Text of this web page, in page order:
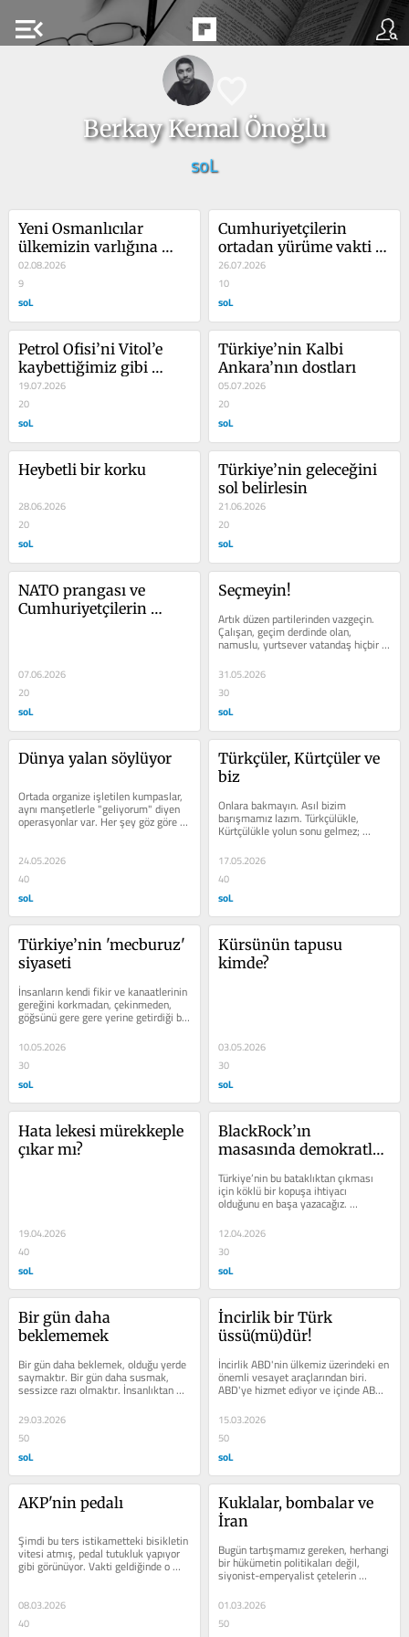
menu_open
Berkay Kemal Önoğlu
soL
Yeni Osmanlıcılar
ülkemizin varlığına
kastediyor
02.08.2026
9
soL
Cumhuriyetçilerin
ortadan yürüme vakti
geçiyor
26.07.2026
10
soL
Petrol Ofisi’ni Vitol’e
kaybettiğimiz gibi
kaybediyoruz ülkemizi
19.07.2026
20
soL
Türkiye’nin Kalbi
Ankara’nın dostları
05.07.2026
20
soL
Heybetli bir korku
28.06.2026
20
soL
Türkiye’nin geleceğini
sol belirlesin
21.06.2026
20
soL
NATO prangası ve
Cumhuriyetçilerin
07.06.2026
20
soL
Seçmeyin!
Artık düzen partilerinden vazgeçin.
Çalışan, geçim derdinde olan,
namuslu, yurtsever vatandaş hiçbir
patron partisine gram güven
duymamalı....
31.05.2026
30
soL
Dünya yalan söylüyor
Ortada organize işletilen kumpaslar,
aynı manşetlerle "geliyorum" diyen
operasyonlar var. Her şey göz göre
göre yaşanıyor ama herkes yalan...
24.05.2026
40
soL
Türkçüler, Kürtçüler ve
biz
Onlara bakmayın. Asıl bizim
barışmamız lazım. Türkçülükle,
Kürtçülükle yolun sonu gelmez;
birbirini yer, başkalarına hizmet...
17.05.2026
40
soL
Türkiye’nin 'mecburuz'
siyaseti
İnsanların kendi fikir ve kanaatlerinin
gereğini korkmadan, çekinmeden,
göğsünü gere gere yerine getirdiği bir
siyasete ihtiyaç var....
10.05.2026
30
soL
Kürsünün tapusu
kimde?
03.05.2026
30
soL
Hata lekesi mürekkeple
çıkar mı?
19.04.2026
40
soL
BlackRock’ın
masasında demokratlar,
Türkiye’nin bu bataklıktan çıkması
için köklü bir kopuşa ihtiyacı
olduğunu en başa yazacağız.
Devrimin güncel tutulması tarihsel
bir...
12.04.2026
30
soL
Bir gün daha
beklememek
Bir gün daha beklemek, olduğu yerde
saymaktır. Bir gün daha susmak,
sessizce razı olmaktır. İnsanlıktan
29.03.2026
50
soL
İncirlik bir Türk
üssü(mü)dür!
İncirlik ABD'nin ülkemiz üzerindeki en
önemli vesayet araçlarından biri.
ABD'ye hizmet ediyor ve içinde ABD
sistemi işliyor. Bunu saklamak...
15.03.2026
50
soL
AKP'nin pedalı
Şimdi bu ters istikametteki bisikletin
vitesi atmış, pedal tutukluk yapıyor
gibi görünüyor. Vakti geldiğinde o
bisikleti alırız, devrimin...
08.03.2026
40
Kuklalar, bombalar ve
İran
Bugün tartışmamız gereken, herhangi
bir hükümetin politikaları değil,
siyonist-emperyalist çetelerin
pervasız saldırılarının artık...
01.03.2026
50